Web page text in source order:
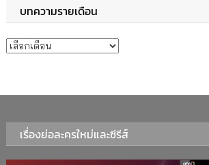
บทความรายเดือน
บทความรายเดือน
เรื่องย่อละครใหม่และซีรีส์